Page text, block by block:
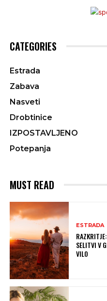
CATEGORIES
Estrada
Zabava
Nasveti
Drobtinice
IZPOSTAVLJENO
Potepanja
MUST READ
ESTRADA
SELITVI V
VILO